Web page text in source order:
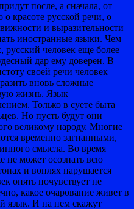
после, а сначала, от
о красоте русской речи, о
и выразительности
иностранные языки. Чем
человек еще более
дар ему доверен. В
своей речи человек
вновь сложные
жизнь. Язык
Только в суете быта
Но пусть будут они
великому народу. Многие
временно загнанными,
смысла. Во время
не может осознать всю
и воплях нарушается
опять почувствует не
какое очарование живет в
язык. И на нем скажут